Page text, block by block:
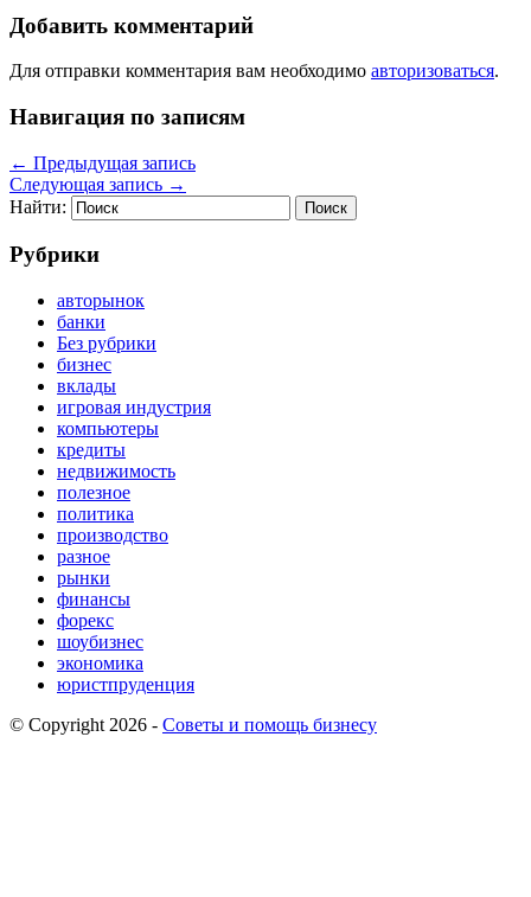
Добавить комментарий
Для отправки комментария вам необходимо авторизоваться.
Навигация по записям
← Предыдущая запись
Следующая запись →
Найти:
Рубрики
авторынок
банки
Без рубрики
бизнес
вклады
игровая индустрия
компьютеры
кредиты
недвижимость
полезное
политика
производство
разное
рынки
финансы
форекс
шоубизнес
экономика
юристпруденция
© Copyright 2026 - Советы и помощь бизнесу